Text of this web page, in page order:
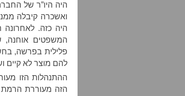
היה היו”ר של
ואשכרה קיבלה
היה כזה. לאחרונה
המשפטים אוחנה,
פלילית בפרשה,
להם מוצר לא קיים
ההתנהלות הזו
הזה מעוררת הרמת